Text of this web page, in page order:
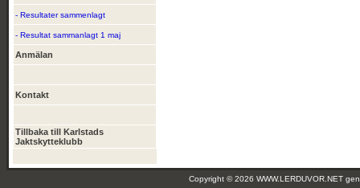
- Resultater sammenlagt
- Resultat sammanlagt 1 maj
Anmälan
Kontakt
Tillbaka till Karlstads
Jaktskytteklubb
Copyright © 2026 WWW.LERDUVOR.NET